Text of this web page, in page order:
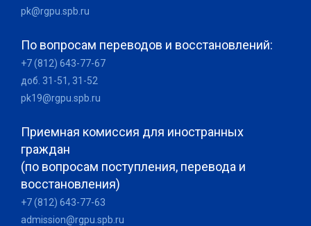
pk@rgpu.spb.ru
По вопросам переводов и восстановлений:
+7 (812) 643-77-67
доб. 31-51, 31-52
pk19@rgpu.spb.ru
Приемная комиссия для иностранных
граждан
(по вопросам поступления, перевода и
восстановления)
+7 (812) 643-77-63
admission@rgpu.spb.ru